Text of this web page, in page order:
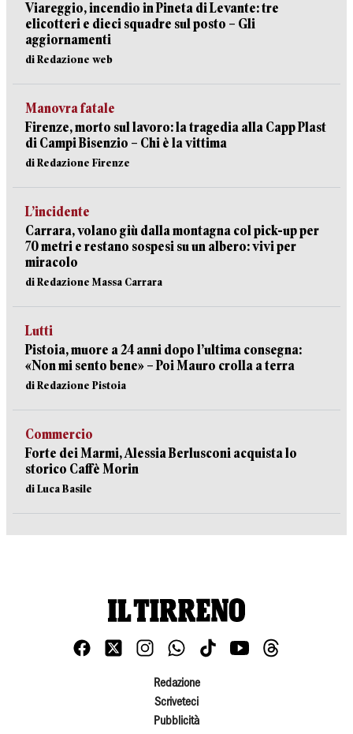
Viareggio, incendio in Pineta di Levante: tre
elicotteri e dieci squadre sul posto – Gli
aggiornamenti
di Redazione web
Manovra fatale
Firenze, morto sul lavoro: la tragedia alla Capp Plast
di Campi Bisenzio – Chi è la vittima
di Redazione Firenze
L’incidente
Carrara, volano giù dalla montagna col pick-up per
70 metri e restano sospesi su un albero: vivi per
miracolo
di Redazione Massa Carrara
Lutti
Pistoia, muore a 24 anni dopo l’ultima consegna:
«Non mi sento bene» – Poi Mauro crolla a terra
di Redazione Pistoia
Commercio
Forte dei Marmi, Alessia Berlusconi acquista lo
storico Caffè Morin
di Luca Basile
Redazione
Scriveteci
Pubblicità